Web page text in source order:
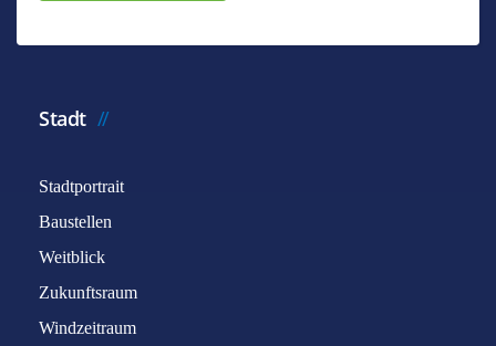
Stadt
Stadtportrait
Baustellen
Weitblick
Zukunftsraum
Windzeitraum